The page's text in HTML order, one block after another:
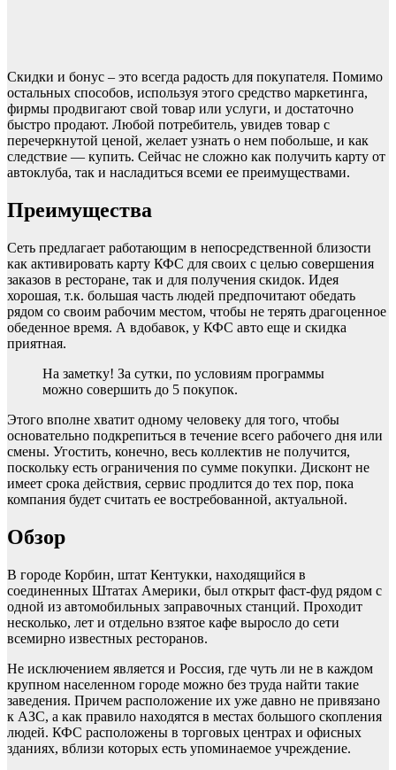
Скидки и бонус – это всегда радость для покупателя. Помимо
остальных способов, используя этого средство маркетинга,
фирмы продвигают свой товар или услуги, и достаточно
быстро продают. Любой потребитель, увидев товар с
перечеркнутой ценой, желает узнать о нем побольше, и как
следствие — купить. Сейчас не сложно как получить карту от
автоклуба, так и насладиться всеми ее преимуществами.
Преимущества
Сеть предлагает работающим в непосредственной близости
как активировать карту КФС для своих с целью совершения
заказов в ресторане, так и для получения скидок. Идея
хорошая, т.к. большая часть людей предпочитают обедать
рядом со своим рабочим местом, чтобы не терять драгоценное
обеденное время. А вдобавок, у КФС авто еще и скидка
приятная.
На заметку! За сутки, по условиям программы
можно совершить до 5 покупок.
Этого вполне хватит одному человеку для того, чтобы
основательно подкрепиться в течение всего рабочего дня или
смены. Угостить, конечно, весь коллектив не получится,
поскольку есть ограничения по сумме покупки. Дисконт не
имеет срока действия, сервис продлится до тех пор, пока
компания будет считать ее востребованной, актуальной.
Обзор
В городе Корбин, штат Кентукки, находящийся в
соединенных Штатах Америки, был открыт фаст-фуд рядом с
одной из автомобильных заправочных станций. Проходит
несколько, лет и отдельно взятое кафе выросло до сети
всемирно известных ресторанов.
Не исключением является и Россия, где чуть ли не в каждом
крупном населенном городе можно без труда найти такие
заведения. Причем расположение их уже давно не привязано
к АЗС, а как правило находятся в местах большого скопления
людей. КФС расположены в торговых центрах и офисных
зданиях, вблизи которых есть упоминаемое учреждение.